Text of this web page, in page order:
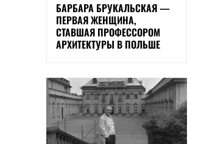
БАРБАРА БРУКАЛЬСКАЯ —
ПЕРВАЯ ЖЕНЩИНА,
СТАВШАЯ ПРОФЕССОРОМ
АРХИТЕКТУРЫ В ПОЛЬШЕ